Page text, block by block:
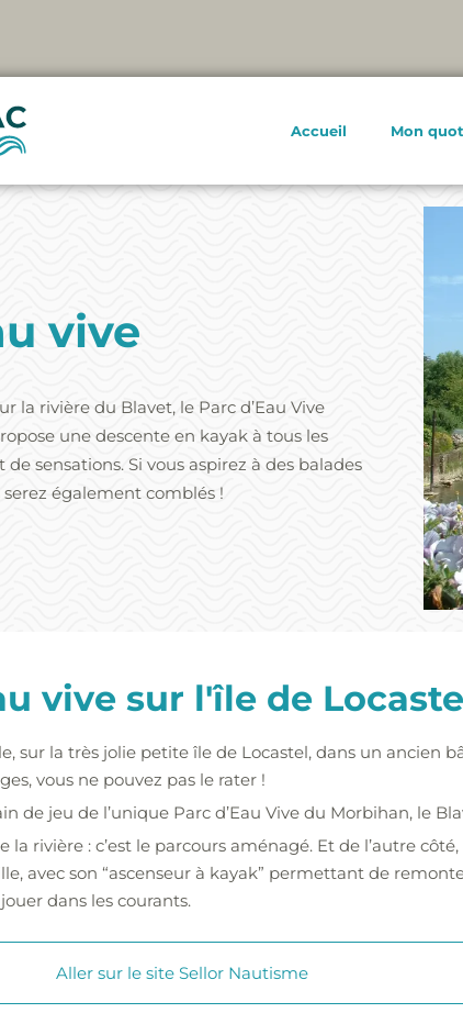
Accueil Mon
vive
la rivière du Blavet, le Parc d’Eau Vive
une descente en kayak à tous les
sensations. Si vous aspirez à des balades
également comblés !
vive sur l'île de
sur la très jolie petite île de Locastel, dans un ancien
vous ne pouvez pas le rater !
de jeu de l’unique Parc d’Eau Vive du Morbihan, le
la rivière : c’est le parcours aménagé. Et de l’autre côté,
avec son “ascenseur à kayak” permettant de
dans les courants.
Aller sur le site Sellor Nautisme